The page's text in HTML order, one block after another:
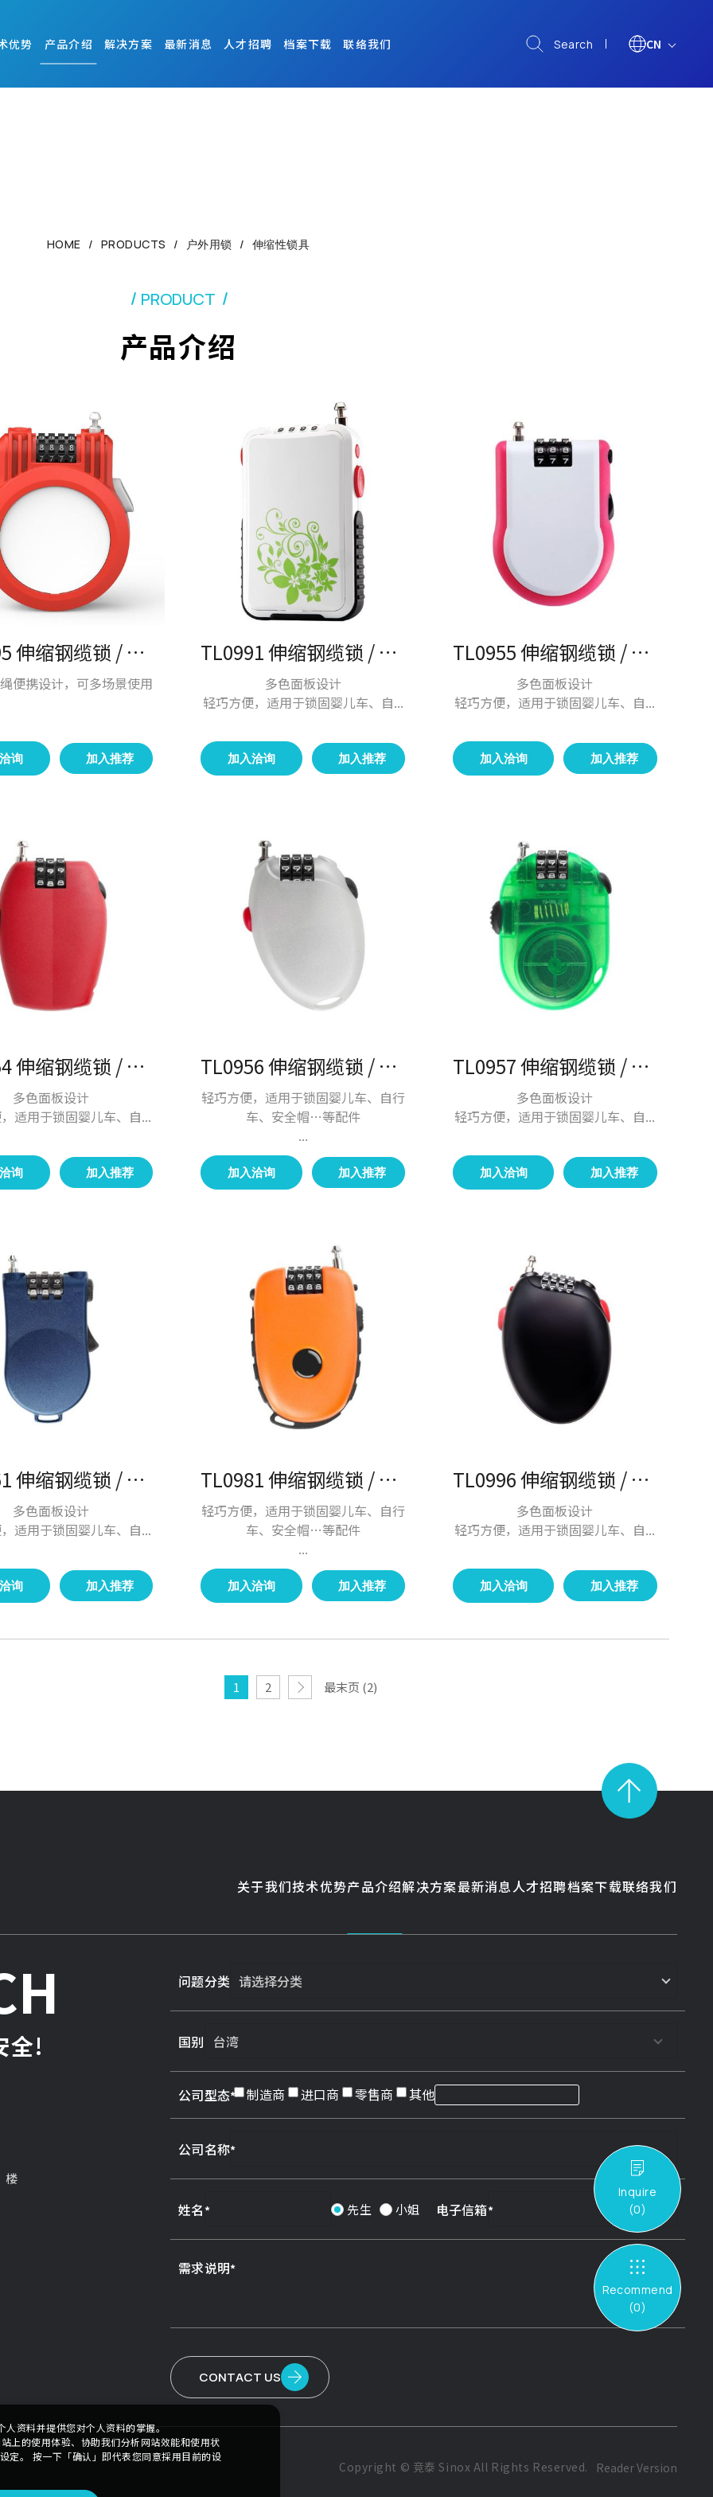
优势 产品介绍 解决方案 最新消息 人才招聘 档案下载 联络我们 Search CN
HOME PRODUCTS 户外用锁 伸缩性锁具
PRODUCT
产品介绍
TL0995 伸缩钢缆锁 / 户外锁具
便携设计，可多场景使用
询 加入推荐
TL0991 伸缩钢缆锁 / 户外锁具
多色面板设计
轻巧方便，适用于锁固婴儿车、自...
加入洽询 加入推荐
TL0955 伸缩钢缆锁 / 户外锁具
多色面板设计
轻巧方便，适用于锁固婴儿车、自...
加入洽询 加入推荐
TL0954 伸缩钢缆锁 / 户外锁具
多色面板设计
适用于锁固婴儿车、自...
询 加入推荐
TL0956 伸缩钢缆锁 / 户外锁具
轻巧方便，适用于锁固婴儿车、自行
车、安全帽…等配件
...
加入洽询 加入推荐
TL0957 伸缩钢缆锁 / 户外锁具
多色面板设计
轻巧方便，适用于锁固婴儿车、自...
加入洽询 加入推荐
TL0961 伸缩钢缆锁 / 户外锁具
多色面板设计
适用于锁固婴儿车、自...
询 加入推荐
TL0981 伸缩钢缆锁 / 户外锁具
轻巧方便，适用于锁固婴儿车、自行
车、安全帽…等配件
...
加入洽询 加入推荐
TL0996 伸缩钢缆锁 / 户外锁具
多色面板设计
轻巧方便，适用于锁固婴儿车、自...
加入洽询 加入推荐
1 2 最末页 (2)
关于我们技术优势产品介绍解决方案最新消息人才招聘档案下载联络我们
全!
楼
问题分类
国别
公司型态 制造商 进口商 零售商 其他
公司名称
姓名 先生 小姐 电子信箱
需求说明
CONTACT US
Copyright © 竞泰 Sinox All Rights Reserved. Reader Version
Inquire
(0)
Recommend
(0)
资料并提供您对个人资料的掌握。
上的使用体验、协助我们分析网站效能和使用状
定。 按一下「确认」即代表您同意採用目前的设